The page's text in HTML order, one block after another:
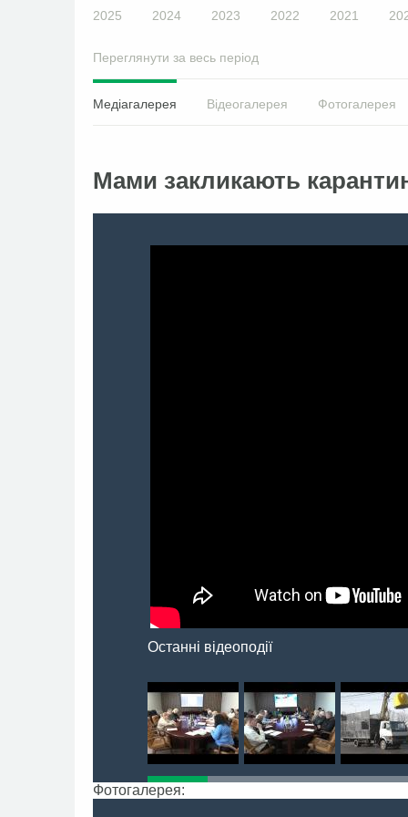
2025 2024 2023 2022 2021
Переглянути за весь період
Медіагалерея Відеогалерея Фотогалерея
Мами закликають
Останні відеоподії
Фотогалерея: